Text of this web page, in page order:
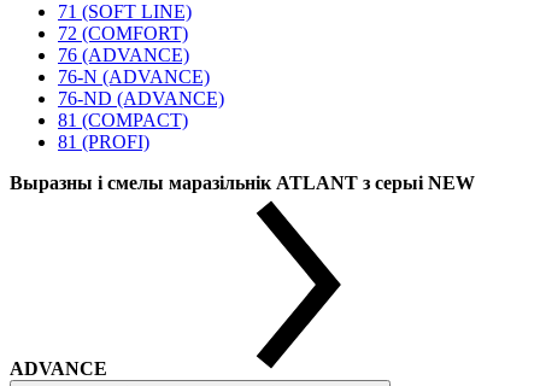
71 (SOFT LINE)
72 (COMFORT)
76 (ADVANCE)
76-N (ADVANCE)
76-ND (ADVANCE)
81 (COMPACT)
81 (PROFI)
Выразны і смелы маразільнік ATLANT з серыі NEW
ADVANCE